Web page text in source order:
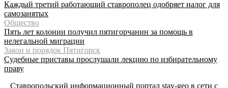
Каждый третий работающий ставрополец одобряет налог для
самозанятых
Общество
Пять лет колонии получил пятигорчанин за помощь в
нелегальной миграции
Закон и порядок Пятигорск
Судебные приставы прослушали лекцию по избирательному
праву
Ставропольский информационный портал stav-geo в сети с